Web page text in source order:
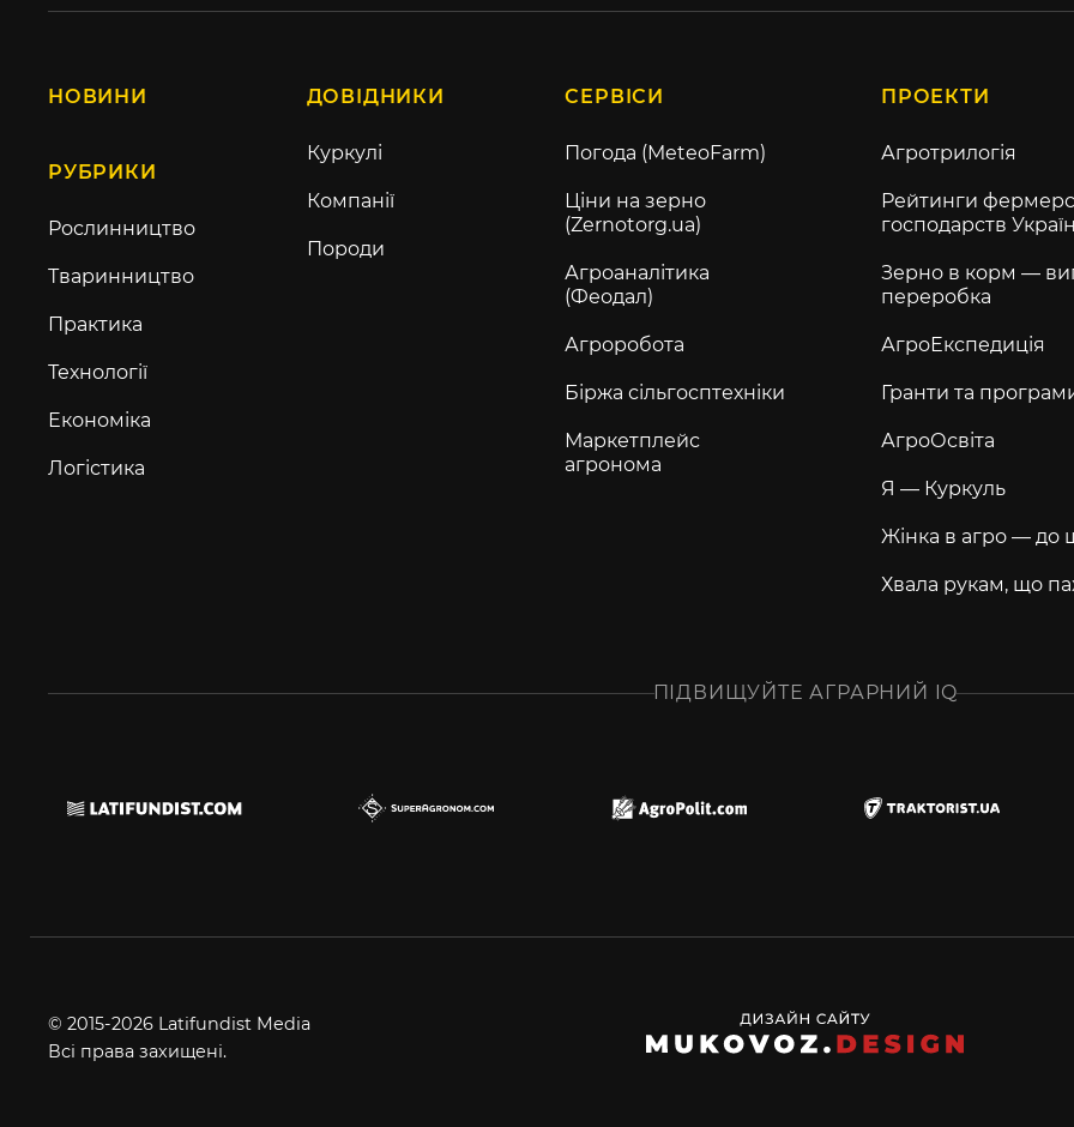
НОВИНИ
РУБРИКИ
Рослинництво
Тваринництво
Практика
Технології
Економіка
Логістика
ДОВІДНИКИ
Куркулі
Компанії
Породи
СЕРВІСИ
Погода (MeteoFarm)
Ціни на зерно
(Zernotorg.ua)
Агроаналітика
(Феодал)
Агроробота
Біржа сільгосптехніки
Маркетплейс
агронома
ПРОЕКТИ
Агротрилогія
Рейтинги
господарств
Зерно в корм —
переробка
АгроЕкспедиція
Гранти та
АгроОсвіта
Я — Куркуль
Жінка в агро — до
Хвала рукам, що
ПІДВИЩУЙТЕ АГРАРНИЙ IQ
© 2015-2026 Latifundist Media
Всі права захищені.